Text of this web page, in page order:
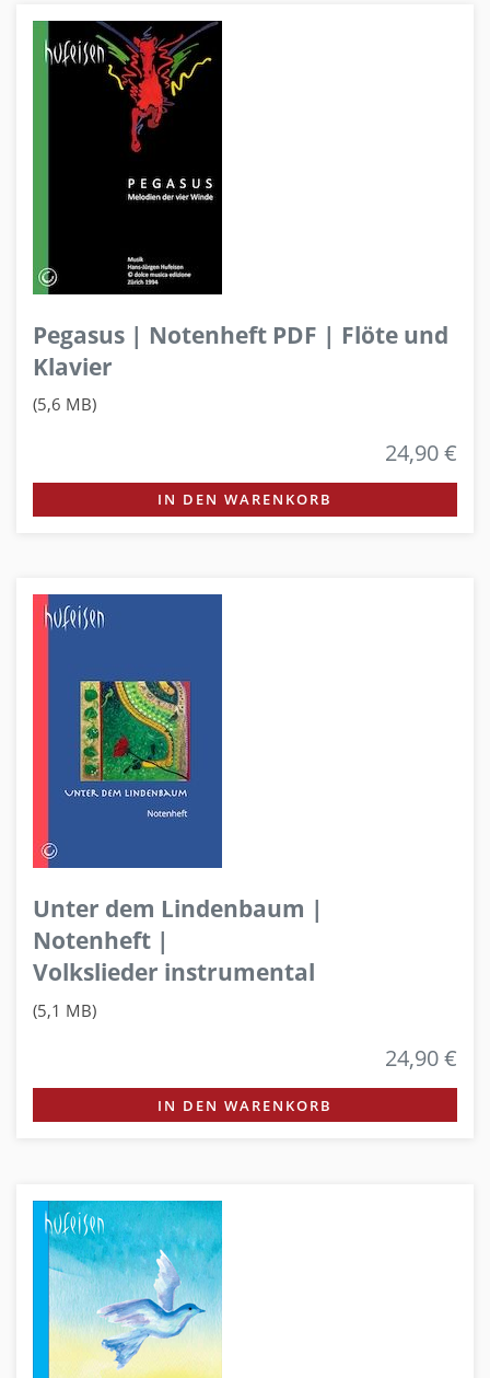
Pegasus | Notenheft PDF | Flöte und
Klavier
(5,6 MB)
24,90 €
IN DEN WARENKORB
Unter dem Lindenbaum |
Notenheft |
Volkslieder instrumental
(5,1 MB)
24,90 €
IN DEN WARENKORB